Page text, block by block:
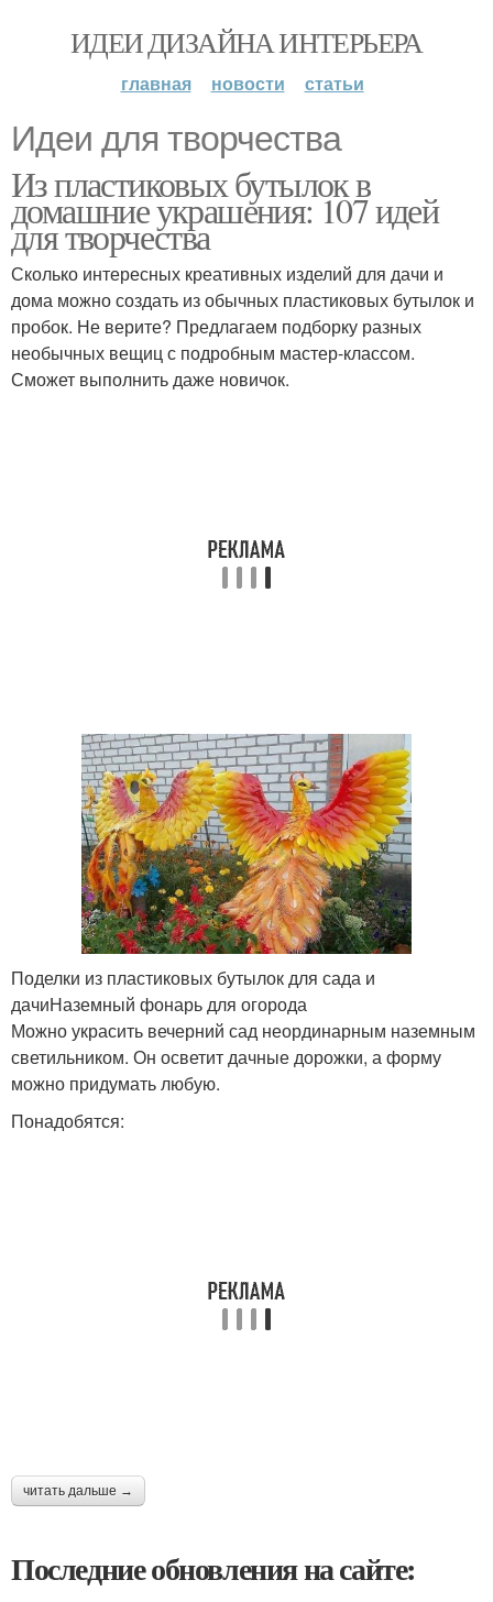
ИДЕИ ДИЗАЙНА ИНТЕРЬЕРА
главная новости статьи
Идеи для творчества
Из пластиковых бутылок в
домашние украшения: 107 идей
для творчества
Сколько интересных креативных изделий для дачи и
дома можно создать из обычных пластиковых бутылок и
пробок. Не верите? Предлагаем подборку разных
необычных вещиц с подробным мастер-классом.
Сможет выполнить даже новичок.
Поделки из пластиковых бутылок для сада и
дачиНаземный фонарь для огорода
Можно украсить вечерний сад неординарным наземным
светильником. Он осветит дачные дорожки, а форму
можно придумать любую.
Понадобятся:
читать дальше →
Последние обновления на сайте: